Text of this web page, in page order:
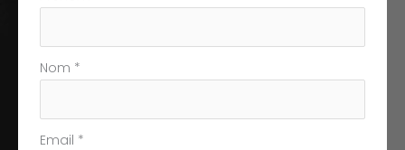
téléphone
Nom *
Email *